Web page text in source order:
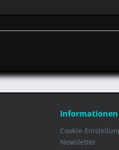
Informationen
Cookie-
Newsletter